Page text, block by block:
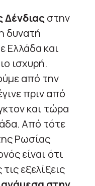
Δένδιαςστην
δυνατή
Ελλάδα και
ισχυρή.
από την
πριν από
και τώρα
Από τότε
Ρωσίας
είναι ότι
εξελίξεις